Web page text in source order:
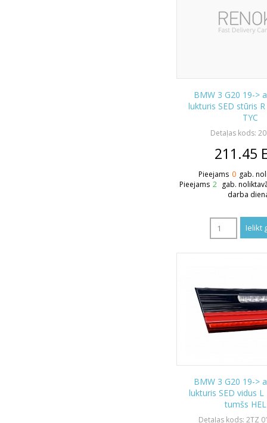
BMW 3 G20 19->
lukturis SED stūris
TYC
Detaļas kods:
211.45
Pieejams 0 gab.
Pieejams 2 gab.
darba
BMW 3 G20 19->
lukturis SED vidus
tumšs
Detaļas kods: 2TZ